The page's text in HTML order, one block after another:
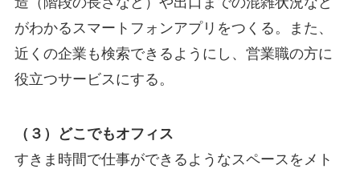
がわかるスマートフォンアプリをつくる。また、
近くの企業も検索できるようにし、営業職の方に
役立つサービスにする。
（３）どこでもオフィス
すきま時間で仕事ができるようなスペースをメト